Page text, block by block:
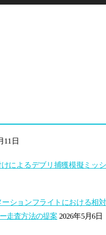
11日
けによるデブリ捕獲模擬ミッシ
ーションフライトにおける相対
走査方法の提案 2026年5月6日